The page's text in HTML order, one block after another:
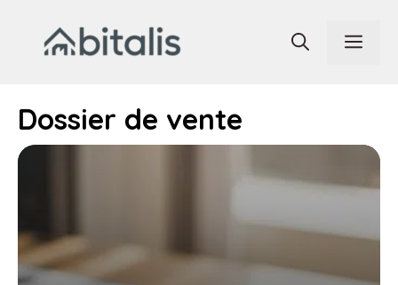
contenu
Dossier de vente